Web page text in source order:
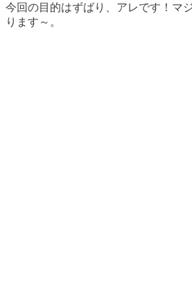
今回の目的はずばり、アレです！マ
ります～。